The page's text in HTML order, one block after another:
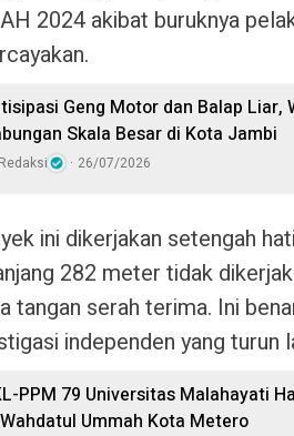
2024 akibat buruknya
Geng Motor dan Balap Liar,
Skala Besar di Kota Jambi
26/07/2026
ini dikerjakan setengah
282 meter tidak
tangan serah terima. Ini
independen yang turun
PPM 79 Universitas Malahayati
Ummah Kota Metero